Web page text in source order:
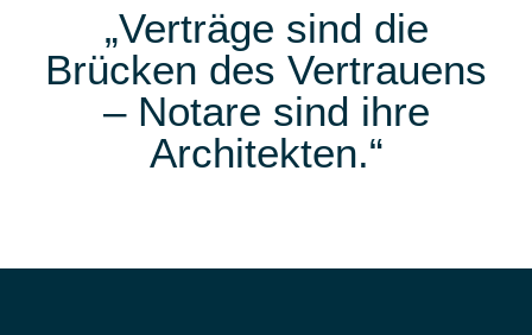
„Verträge sind die
Brücken des Vertrauens
– Notare sind ihre
Architekten.“